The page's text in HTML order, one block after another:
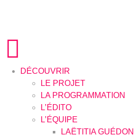
DÉCOUVRIR
LE PROJET
LA PROGRAMMATION
L’ÉDITO
L’ÉQUIPE
LAËTITIA GUÉDON